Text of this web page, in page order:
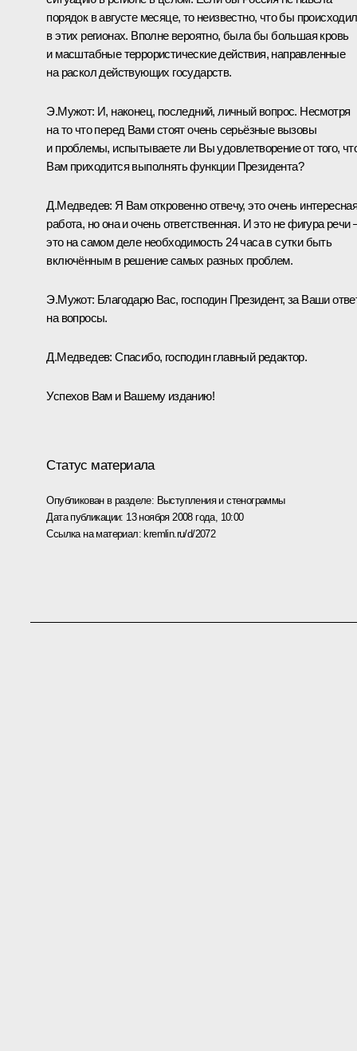
порядок в августе месяце, то неизвестно, что бы
в этих регионах. Вполне вероятно, была бы большая кровь
и масштабные террористические действия, направленные
на раскол действующих государств.
Э.Мужот: И, наконец, последний, личный вопрос. Несмотря
на то что перед Вами стоят очень серьёзные вызовы
и проблемы, испытываете ли Вы удовлетворение от того,
Вам приходится выполнять функции Президента?
Д.Медведев: Я Вам откровенно отвечу, это очень
работа, но она и очень ответственная. И это не фигура речи
это на самом деле необходимость 24 часа в сутки быть
включённым в решение самых разных проблем.
Э.Мужот: Благодарю Вас, господин Президент, за Ваши
на вопросы.
Д.Медведев: Спасибо, господин главный редактор.
Успехов Вам и Вашему изданию!
Статус материала
Опубликован в разделе: Выступления и стенограммы
Дата публикации: 13 ноября 2008 года, 10:00
Ссылка на материал: kremlin.ru/d/2072